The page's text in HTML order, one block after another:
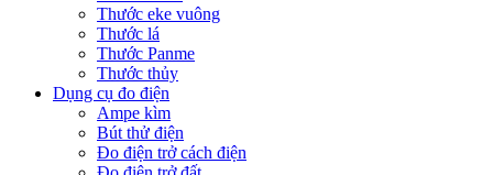
Thước eke vuông
Thước lá
Thước Panme
Thước thủy
Dụng cụ đo điện
Ampe kìm
Bút thử điện
Đo điện trở cách điện